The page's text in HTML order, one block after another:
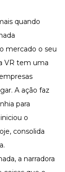
quando
mercado o seu
VR tem uma
A ação faz
para
o
consolida
a narradora